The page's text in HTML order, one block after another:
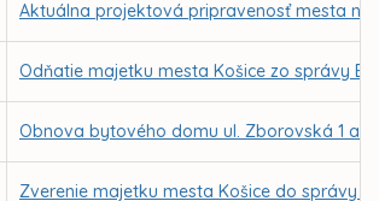
Aktuálna projektová pripravenosť mesta na
Odňatie majetku mesta Košice zo správy
Obnova bytového domu ul. Zborovská 1 a 7
Zverenie majetku mesta Košice do správy